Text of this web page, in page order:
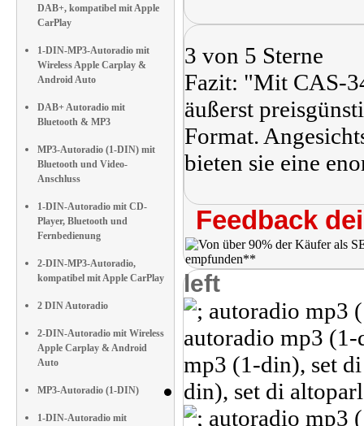
DAB+, kompatibel mit Apple
CarPlay
1-DIN-MP3-Autoradio mit
Wireless Apple Carplay &
Android Auto
DAB+ Autoradio mit
Bluetooth & MP3
MP3-Autoradio (1-DIN) mit
Bluetooth und Video-
Anschluss
1-DIN-Autoradio mit CD-
Player, Bluetooth und
Fernbedienung
2-DIN-MP3-Autoradio,
kompatibel mit Apple CarPlay
2 DIN Autoradio
2-DIN-Autoradio mit Wireless
Apple Carplay & Android
Auto
MP3-Autoradio (1-DIN)
1-DIN-Autoradio mit
3 von 5 Sterne
Fazit: "Mit CAS-
äußerst
Format.
bieten sie eine
Feedback
left